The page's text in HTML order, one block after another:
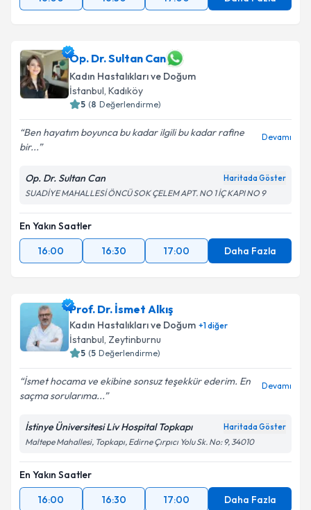
Op. Dr. Sultan Can
Kadın Hastalıkları ve Doğum
İstanbul, Kadıköy
5 (8 Değerlendirme)
Ben hayatım boyunca bu kadar ilgili bu kadar rafine
bir...
Devamı
Op. Dr. Sultan Can Haritada Göster
SUADİYE MAHALLESİ ÖNCÜ SOK ÇELEM APT. NO 1 İÇ KAPI NO 9
En Yakın Saatler
16:00
16:30 17:00 Daha Fazla
Prof. Dr. İsmet Alkış
Kadın Hastalıkları ve Doğum +1diğer
İstanbul, Zeytinburnu
5 (5 Değerlendirme)
İsmet hocama ve ekibine sonsuz teşekkür ederim. En
saçma sorularıma...
Devamı
İstinye Üniversitesi Liv Hospital Topkapı Haritada Göster
Maltepe Mahallesi, Topkapı, Edirne Çırpıcı Yolu Sk. No: 9, 34010
En Yakın Saatler
16:00
16:30 17:00 Daha Fazla